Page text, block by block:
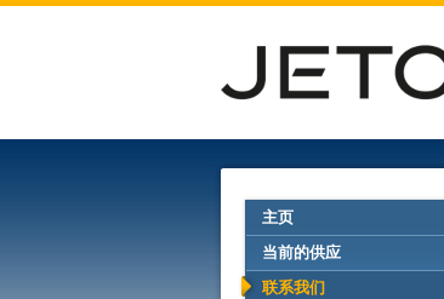
主页
当前的供应
联系我们